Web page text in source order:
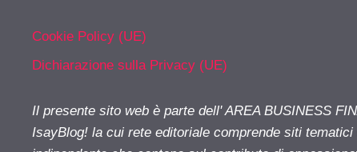
Cookie Policy (UE)
Dichiarazione sulla Privacy (UE)
Il presente sito web è parte dell' AREA BUSINESS
IsayBlog! la cui rete editoriale comprende siti tematici